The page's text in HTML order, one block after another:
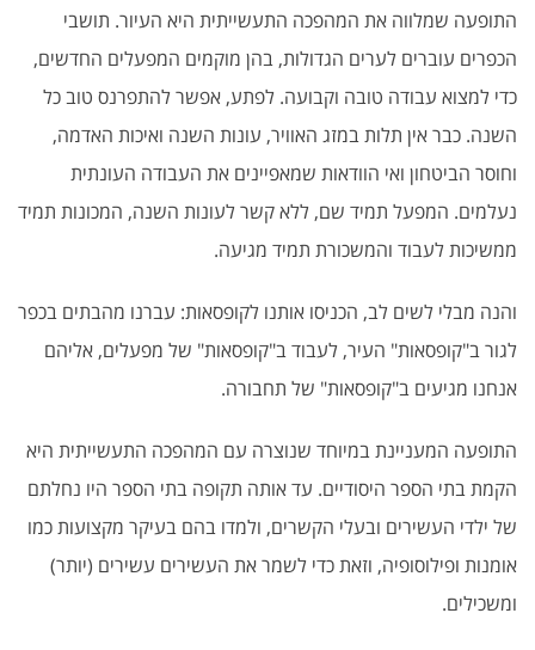
התופעה שמלווה את המהפכה התעשייתית היא העיור. תושבי
הכפרים עוברים לערים הגדולות, בהן מוקמים המפעלים החדשים,
כדי למצוא עבודה טובה וקבועה. לפתע, אפשר להתפרנס טוב כל
השנה. כבר אין תלות במזג האוויר, עונות השנה ואיכות האדמה,
וחוסר הביטחון ואי הוודאות שמאפיינים את העבודה העונתית
נעלמים. המפעל תמיד שם, ללא קשר לעונות השנה, המכונות תמיד
ממשיכות לעבוד והמשכורת תמיד מגיעה.
והנה מבלי לשים לב, הכניסו אותנו לקופסאות: עברנו מהבתים בכפר
לגור ב"קופסאות" העיר, לעבוד ב"קופסאות" של מפעלים, אליהם
אנחנו מגיעים ב"קופסאות" של תחבורה.
התופעה המעניינת במיוחד שנוצרה עם המהפכה התעשייתית היא
הקמת בתי הספר היסודיים. עד אותה תקופה בתי הספר היו נחלתם
של ילדי העשירים ובעלי הקשרים, ולמדו בהם בעיקר מקצועות כמו
אומנות ופילוסופיה, וזאת כדי לשמר את העשירים עשירים (יותר)
ומשכילים.